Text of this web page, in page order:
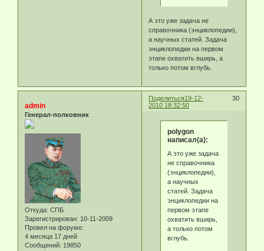
А это уже задача не
справочника (энциклопедии),
а научных статей. Задача
энциклопедии на первом
этапе охватить вширь, а
только потом вглубь.
Поделиться 30
19-12-
2010 18:32:50
admin
Генерал-полковник
Откуда: СПБ
Зарегистрирован: 10-11-2009
Провел на форуме:
4 месяца 17 дней
Сообщений: 19850
polygon
написал(а):
А это уже задача
не справочника
(энциклопедии),
а научных
статей. Задача
энциклопедии на
первом этапе
охватить вширь,
а только потом
вглубь.